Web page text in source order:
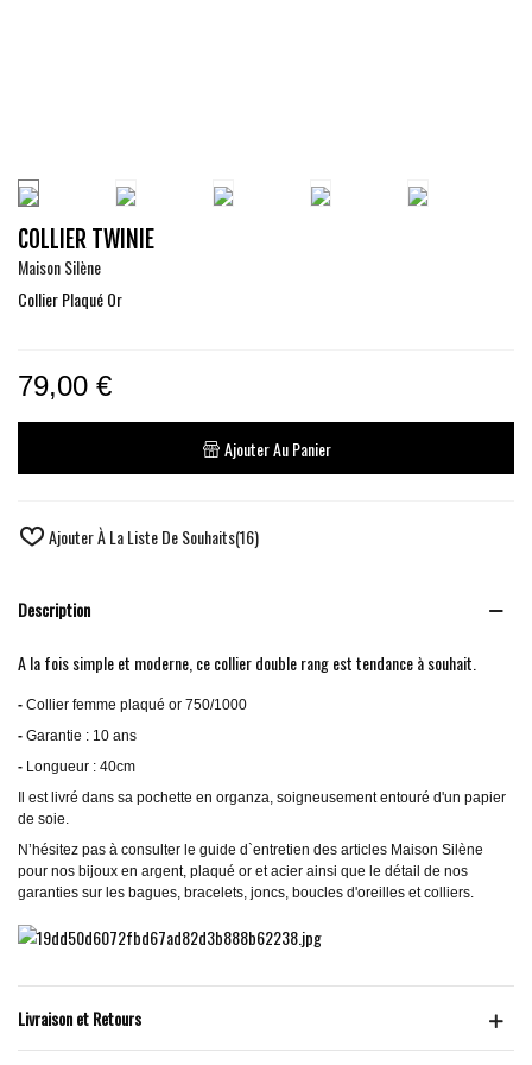
COLLIER TWINIE
Maison Silène
Collier Plaqué Or
79,00 €
Ajouter Au Panier
Ajouter À La Liste De Souhaits(16)
Description
A la fois simple et moderne, ce collier double rang est tendance à souhait.
- Collier femme plaqué or 750/1000
- Garantie : 10 ans
- Longueur : 40cm
Il est livré dans sa pochette en organza, soigneusement entouré d'un papier
de soie.
N’hésitez pas à consulter le guide d`entretien des articles Maison Silène
pour nos bijoux en argent, plaqué or et acier ainsi que le détail de nos
garanties sur les bagues, bracelets, joncs, boucles d'oreilles et colliers.
Livraison et Retours